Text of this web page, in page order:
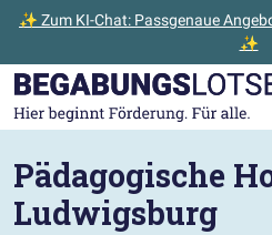
✨ Zum KI-Chat: Passgenaue
✨
Zum Hauptinhalt der Seite
Zur Startseite gehen
Pädagogische
Ludwigsburg